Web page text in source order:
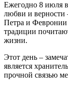
Ежегодно 8 июля
любви и верности
Петра и Февронии
традиции
жизни.
Этот день –
является
прочной связью